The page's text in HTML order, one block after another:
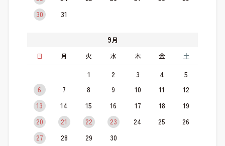
30
31
9月
日
月 火 水 木 金 土
1 2 3 4
5
6
7 8 9 10 11
12
13
14 15 16 17 18
19
20
21 22 23 24 25
26
27
28 29
30